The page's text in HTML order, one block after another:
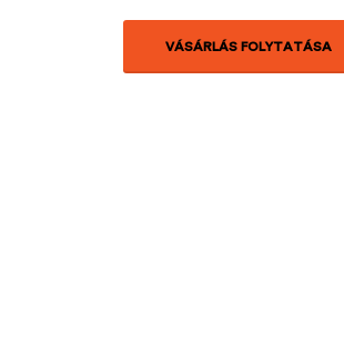
VÁSÁRLÁS FOLYTATÁSA